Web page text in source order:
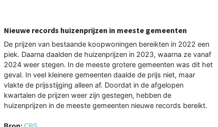
Nieuwe records huizenprijzen in meeste gemeenten
De prijzen van bestaande koopwoningen bereikten in 2022 een
piek. Daarna daalden de huizenprijzen in 2023, waarna ze vanaf
2024 weer stegen. In de meeste grotere gemeenten was dit het
geval. In veel kleinere gemeenten daalde de prijs niet, maar
vlakte de prijsstijging alleen af. Doordat in de afgelopen
kwartalen de prijzen weer zijn gestegen, hebben de
huizenprijzen in de meeste gemeenten nieuwe records bereikt.